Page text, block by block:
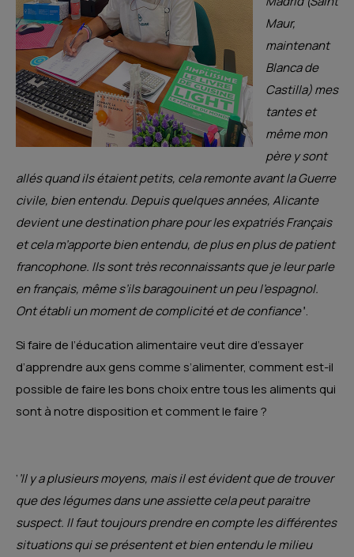
Maur,
maintenant
Blanca de
Castilla) mes
tantes et
même mon
père y sont
allés quand ils étaient petits, cela remonte avant la Guerre
civile, bien entendu. Depuis quelques années, Alicante
devient une destination phare pour les expatriés Français
et cela m’apporte bien entendu, de plus en plus de patient
francophone. Ils sont très reconnaissants que je leur parle
en français, même s’ils baragouinent un peu l’espagnol.
Ont établi un moment de complicité et de confiance’’.
Si faire de l’éducation alimentaire veut dire d’essayer
d’apprendre aux gens comme s’alimenter, comment est-il
possible de faire les bons choix entre tous les aliments qui
sont à notre disposition et comment le faire ?
‘’Il y a plusieurs moyens, mais il est évident que de trouver
que des légumes dans une assiette cela peut paraitre
suspect. Il faut toujours prendre en compte les différentes
situations qui se présentent et bien entendu le milieu